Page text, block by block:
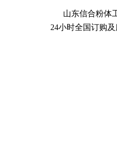
山东信合粉
24小时全国订购及